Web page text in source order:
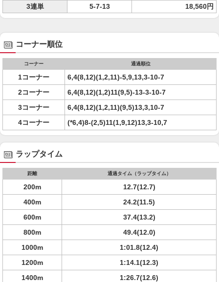
3連単
5-7-13 18,560円
コーナー順位
コーナー 通過順位
1コーナー
6,4(8,12)(1,2,11)-5,9,13,3-10-7
2コーナー
6,4(8,12)(1,2)11(9,5)-13-3-10-7
3コーナー
6,4(8,12)(1,2,11)(9,5)13,3,10-7
4コーナー
(*6,4)8-(2,5)11(1,9,12)13,3-10,7
ラップタイム
距離 通過タイム（ラップタイム）
200m
12.7(12.7)
400m
24.2(11.5)
600m
37.4(13.2)
800m
49.4(12.0)
1000m
1:01.8(12.4)
1200m
1:14.1(12.3)
1400m
1:26.7(12.6)